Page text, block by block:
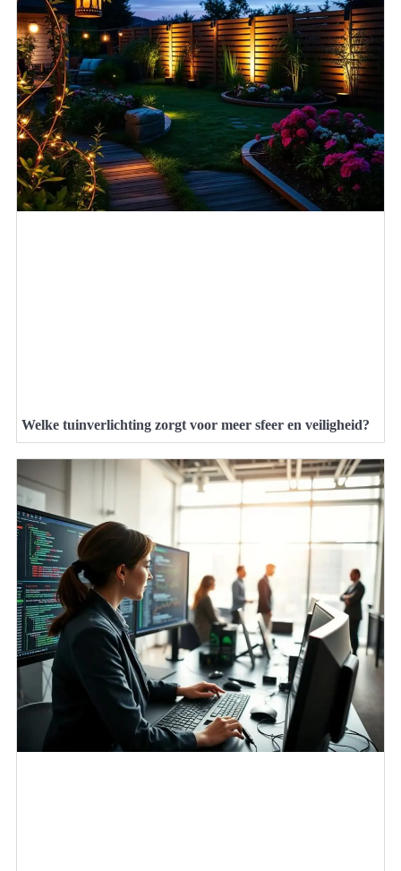
Welke tuinverlichting zorgt voor meer sfeer en veiligheid?